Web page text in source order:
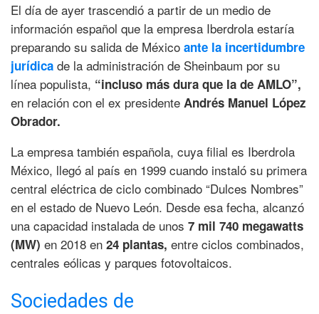
El día de ayer trascendió a partir de un medio de
información español que la empresa Iberdrola estaría
preparando su salida de México ante la incertidumbre
jurídica de la administración de Sheinbaum por su
línea populista, “incluso más dura que la de AMLO”,
en relación con el ex presidente Andrés Manuel López
Obrador.
La empresa también española, cuya filial es Iberdrola
México, llegó al país en 1999 cuando instaló su primera
central eléctrica de ciclo combinado “Dulces Nombres”
en el estado de Nuevo León. Desde esa fecha, alcanzó
una capacidad instalada de unos 7 mil 740 megawatts
(MW) en 2018 en 24 plantas, entre ciclos combinados,
centrales eólicas y parques fotovoltaicos.
Sociedades de